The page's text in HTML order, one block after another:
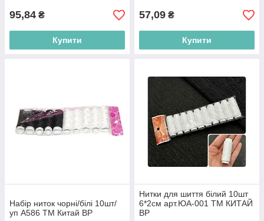
95,84 ₴
Купити
57,09 ₴
Купити
Набір ниток чорні/білі 10шт/
уп A586 ТМ Китай BP
Нитки для шиття білий 10шт
6*2см арт.ЮА-001 ТМ КИТАЙ
BP